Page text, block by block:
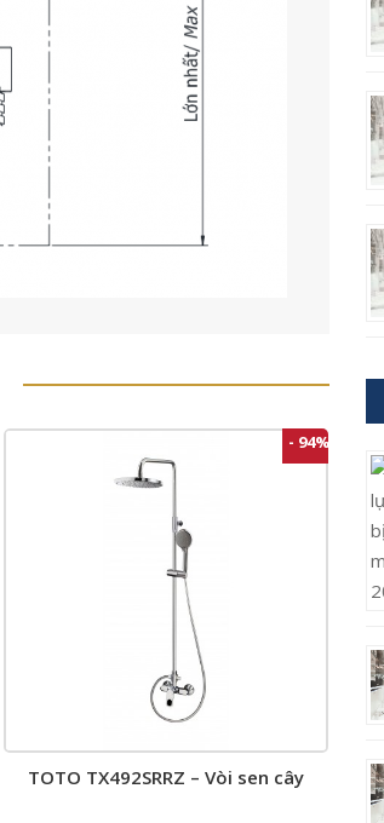
- 94%
TOTO TX492SRRZ – Vòi sen cây